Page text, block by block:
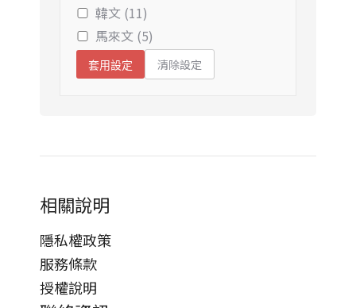
韓文 (11)
馬來文 (5)
套用設定 清除設定
相關說明
隱私權政策
服務條款
授權說明